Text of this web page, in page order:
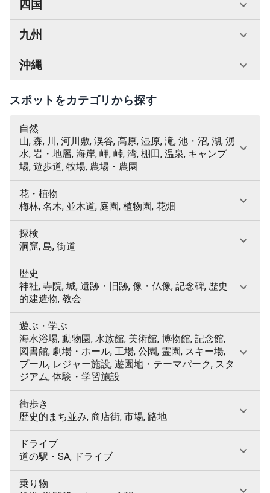
四国
九州
沖縄
スポットをカテゴリから探す
自然
山, 森, 川, 河川敷, 渓谷, 高原, 湿原, 滝, 池・沼, 湖, 湧
水, 岩・地層, 海岸, 岬, 峠, 湾, 棚田, 温泉, キャンプ
場, 遊歩道, 牧場, 農場・農園
花・植物
梅林, 名木, 並木道, 庭園, 植物園, 花畑
探検
洞窟, 島, 街道
歴史
神社, 寺院, 城, 遺跡・旧跡, 像・仏像, 記念碑, 歴史
的建造物, 教会
遊ぶ・学ぶ
海水浴場, 動物園, 水族館, 美術館, 博物館, 記念館,
図書館, 劇場・ホール, 工場, 公園, 霊園, スキー場,
プール, レジャー施設, 遊園地・テーマパーク, スタ
ジアム, 体験・学習施設
街歩き
歴史的まち並み, 商店街, 市場, 路地
ドライブ
道の駅・SA, ドライブ
乗り物